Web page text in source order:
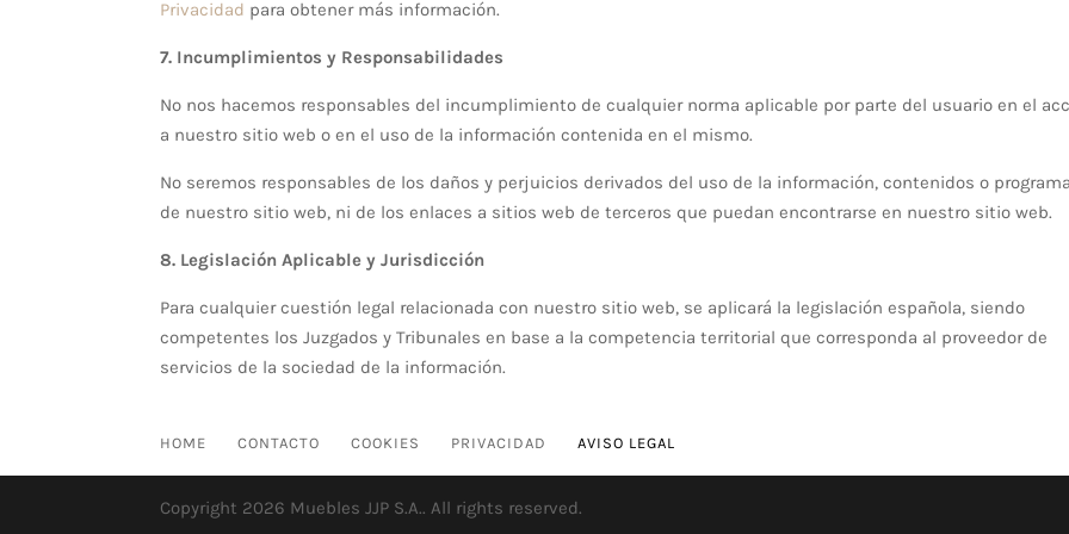
Privacidad para obtener más información.
7. Incumplimientos y Responsabilidades
No nos hacemos responsables del incumplimiento de cualquier norma aplicable por parte del usuario en el
a nuestro sitio web o en el uso de la información contenida en el mismo.
No seremos responsables de los daños y perjuicios derivados del uso de la información, contenidos o
de nuestro sitio web, ni de los enlaces a sitios web de terceros que puedan encontrarse en nuestro sitio web.
8. Legislación Aplicable y Jurisdicción
Para cualquier cuestión legal relacionada con nuestro sitio web, se aplicará la legislación española, siendo
competentes los Juzgados y Tribunales en base a la competencia territorial que corresponda al proveedor de
servicios de la sociedad de la información.
HOME CONTACTO COOKIES PRIVACIDAD AVISO LEGAL
Copyright 2026 Muebles JJP S.A.. All rights reserved.